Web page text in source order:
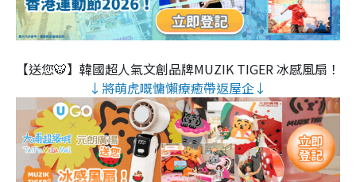
【送您🐯】韓國超人氣文創品牌MUZIK TIGER 冰感風扇！
↓將萌虎嘅慵懶療癒帶返屋企↓